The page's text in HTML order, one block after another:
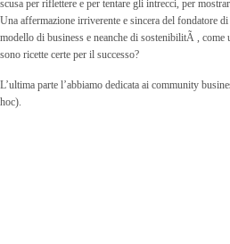
scusa per riflettere e per tentare gli intrecci, per
Una affermazione irriverente e sincera del fondatore
modello di business e neanche di sostenibilitÃ ,
sono ricette certe per il successo?
L’ultima parte l’abbiamo dedicata ai community
hoc).